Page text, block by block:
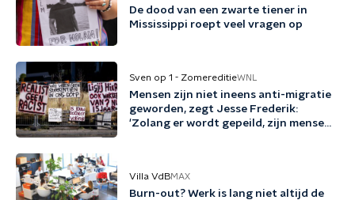
De dood van een zwarte tiener in
Mississippi roept veel vragen op
Sven op 1 - ZomereditieWNL
Mensen zijn niet ineens anti-migratie
geworden, zegt Jesse Frederik:
'Zolang er wordt gepeild, zijn mensen
Villa VdBMAX
Burn-out? Werk is lang niet altijd de